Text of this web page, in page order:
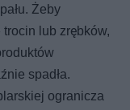
Żeby
lub zrębków,
spadła.
ogranicza